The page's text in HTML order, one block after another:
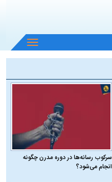
باز
و
منو
سرکوب رسانه‌ها در دوره مدرن چگونه
انجام می‌شود؟